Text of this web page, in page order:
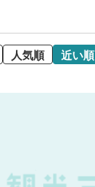
人気順 近い順